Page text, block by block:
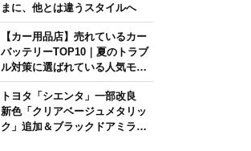
まに、他とは違うスタイルへ
【カー用品店】売れているカー
バッテリーTOP10｜夏のトラブ
ル対策に選ばれている人気モデ
ルは？【2026年6月版】
トヨタ「シエンタ」一部改良
新色「クリアベージュメタリッ
ク」追加＆ブラックドアミラー